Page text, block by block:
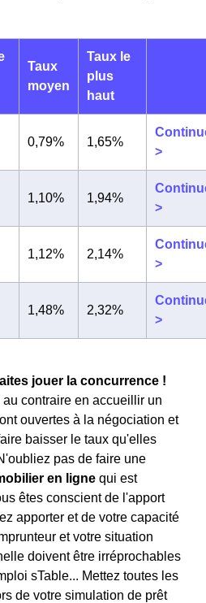
Taux
moyen
Taux le
plus
haut
0,79% 1,65%
>
1,10% 1,94%
>
1,12% 2,14%
>
1,48% 2,32%
>
jouer la concurrence !
contraire en accueillir un
ouvertes à la négociation et
baisser le taux qu'elles
pas de faire une
en ligne qui est
êtes conscient de l'apport
apporter et de votre capacité
et votre situation
doivent être irréprochables
sTable... Mettez toutes les
de votre simulation de prêt